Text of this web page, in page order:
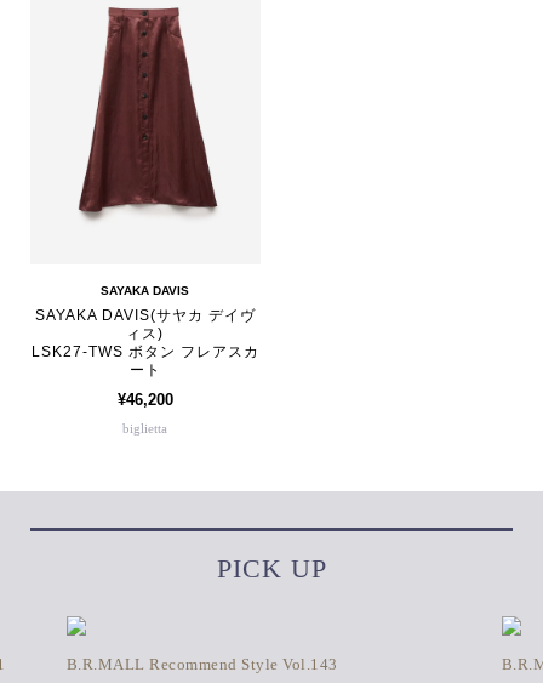
SAYAKA DAVIS
SAYAKA DAVIS(サヤカ デイヴ
ィス)
LSK27-TWS ボタン フレアスカ
ート
¥46,200
biglietta
PICK UP
B.R.MALL Recommend Style Vol.143